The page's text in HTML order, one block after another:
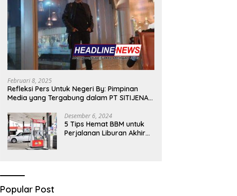
Februari 8, 2025
Refleksi Pers Untuk Negeri By: Pimpinan
Media yang Tergabung dalam PT SITIJENAR
Desember 6, 2024
5 Tips Hemat BBM untuk
Perjalanan Liburan Akhir
Popular Post